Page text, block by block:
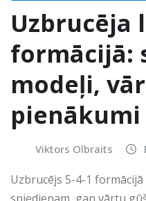
Uzbrucēja
formācijā:
modeļi,
pienākumi
Viktors Olbraits
Uzbrucējs 5-4-1